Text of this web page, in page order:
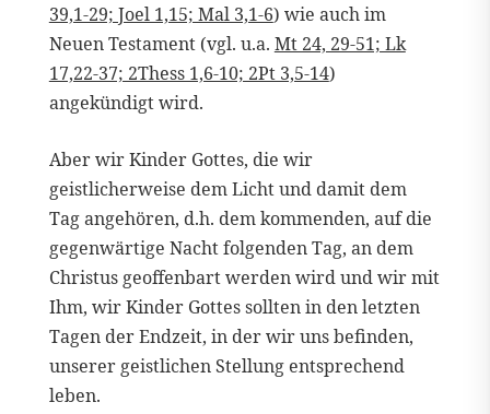
39,1-29; Joel 1,15; Mal 3,1-6) wie auch im
Neuen Testament (vgl. u.a. Mt 24, 29-51; Lk
17,22-37; 2Thess 1,6-10; 2Pt 3,5-14)
angekündigt wird.
Aber wir Kinder Gottes, die wir
geistlicherweise dem Licht und damit dem
Tag angehören, d.h. dem kommenden, auf die
gegenwärtige Nacht folgenden Tag, an dem
Christus geoffenbart werden wird und wir mit
Ihm, wir Kinder Gottes sollten in den letzten
Tagen der Endzeit, in der wir uns befinden,
unserer geistlichen Stellung entsprechend
leben.